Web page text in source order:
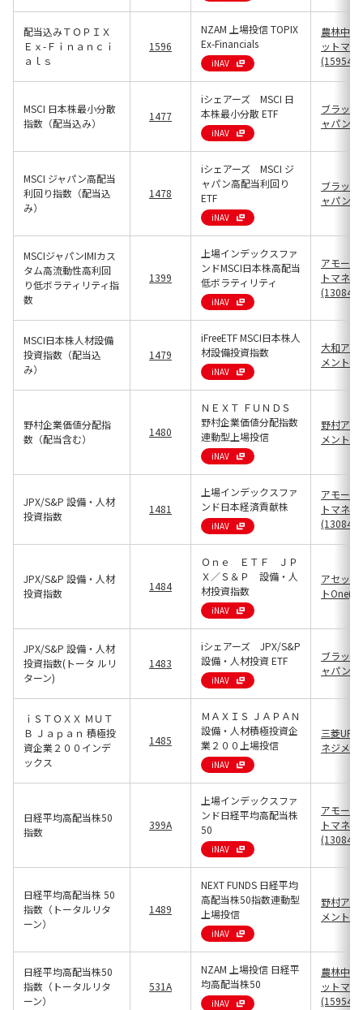
配当込みＴＯＰＩＸ
Ｅｘ-Ｆｉｎａｎｃｉ
ａｌｓ
1596
NZAM 上場投信 TOPIX
Ex-Financials
iNAV
農林中
ットマ
(15954)
MSCI 日本株最小分散
指数（配当込み）
1477
iシェアーズ MSCI 日
本株最小分散 ETF
iNAV
ブラッ
ャパン
MSCI ジャパン高配当
利回り指数（配当込
み）
1478
iシェアーズ MSCI ジ
ャパン高配当利回り
ETF
iNAV
ブラッ
ャパン
MSCIジャパンIMIカス
タム高流動性高利回
り低ボラティリティ指
数
1399
上場インデックスファ
ンドMSCI日本株高配当
低ボラティリティ
iNAV
アモー
トマネ
(13084)
MSCI日本株人材設備
投資指数（配当込
み）
1479
iFreeETF MSCI日本株人
材設備投資指数
iNAV
大和ア
メント
野村企業価値分配指
数（配当含む）
1480
ＮＥＸＴ ＦＵＮＤＳ
野村企業価値分配指数
連動型上場投信
iNAV
野村ア
メント
JPX/S&P 設備・人材
投資指数
1481
上場インデックスファ
ンド日本経済貢献株
iNAV
アモー
トマネ
(13084)
JPX/S&P 設備・人材
投資指数
1484
Ｏｎｅ ＥＴＦ ＪＰ
Ｘ／Ｓ＆Ｐ 設備・人
材投資指数
iNAV
アセッ
ト
JPX/S&P 設備・人材
投資指数(トータ ルリ
ターン)
1483
iシェアーズ JPX/S&P
設備・人材投資 ETF
iNAV
ブラッ
ャパン
ｉＳＴＯＸＸ ＭＵＴ
Ｂ Ｊａｐａｎ 積極投
資企業２００インデ
ックス
1485
ＭＡＸＩＳ ＪＡＰＡＮ
設備・人材積極投資企
業２００上場投信
iNAV
三菱UFJ
ネジメ
日経平均高配当株50
指数
399A
上場インデックスファ
ンド日経平均高配当株
50
iNAV
アモー
トマネ
(13084)
日経平均高配当株 50
指数（トータルリタ
ーン）
1489
NEXT FUNDS 日経平均
高配当株50指数連動型
上場投信
iNAV
野村ア
メント
日経平均高配当株50
指数（トータルリタ
ーン）
531A
NZAM 上場投信 日経平
均高配当株50
iNAV
農林中
ットマ
(15954)